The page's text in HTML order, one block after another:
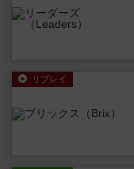
リプレイ